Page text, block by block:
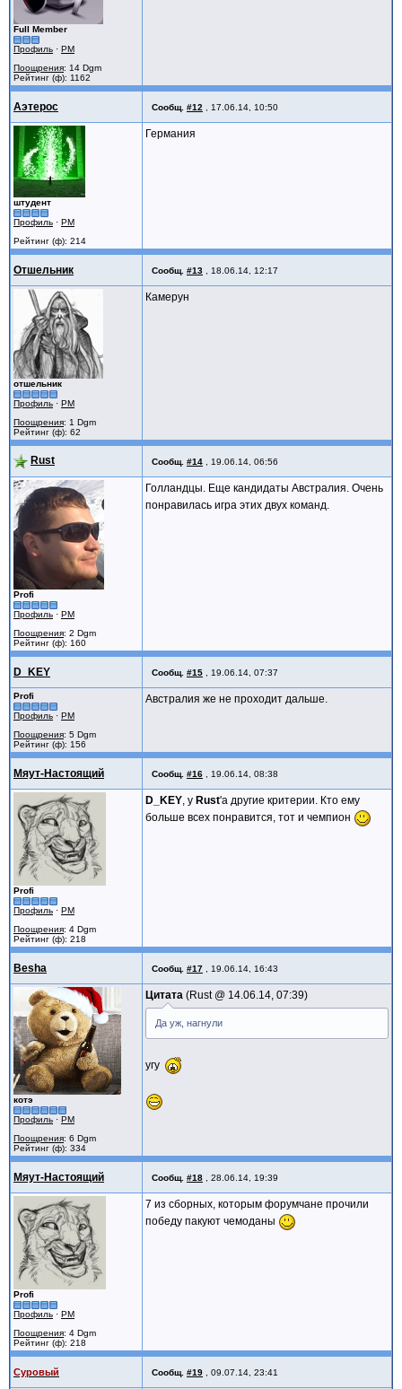
Full Member
Профиль · PM
Поощрения: 14 Dgm
Рейтинг (ф): 1162
Аэтерос Сообщ. #12 17.06.14, 10:50
штудент
Профиль · PM
Рейтинг (ф): 214
Германия
Отшельник Сообщ. #13 18.06.14, 12:17
отшельник
Профиль · PM
Поощрения: 1 Dgm
Рейтинг (ф): 62
Камерун
Rust Сообщ. #14 19.06.14, 06:56
Profi
Профиль · PM
Поощрения: 2 Dgm
Рейтинг (ф): 160
Голландцы. Еще кандидаты Австралия. Очень
понравилась игра этих двух команд.
D_KEY Сообщ. #15 19.06.14, 07:37
Profi
Профиль · PM
Поощрения: 5 Dgm
Рейтинг (ф): 156
Австралия же не проходит дальше.
Мяут-Настоящий Сообщ. #16 19.06.14, 08:38
Profi
Профиль · PM
Поощрения: 4 Dgm
Рейтинг (ф): 218
D_KEY, у Rust'а другие критерии. Кто ему
больше всех понравится, тот и чемпион
Besha Сообщ. #17 19.06.14, 16:43
котэ
Профиль · PM
Поощрения: 6 Dgm
Рейтинг (ф): 334
Цитата Rust @ 14.06.14, 07:39
Да уж, нагнули
угу
Мяут-Настоящий Сообщ. #18 28.06.14, 19:39
Profi
Профиль · PM
Поощрения: 4 Dgm
Рейтинг (ф): 218
7 из сборных, которым форумчане прочили
победу пакуют чемоданы
Суровый Сообщ. #19 09.07.14, 23:41